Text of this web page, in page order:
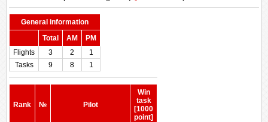
General information
Total
AM
PM
Flights
3 2
1
Tasks
9 8 1
Rank № Pilot
Win
task
[1000
point]